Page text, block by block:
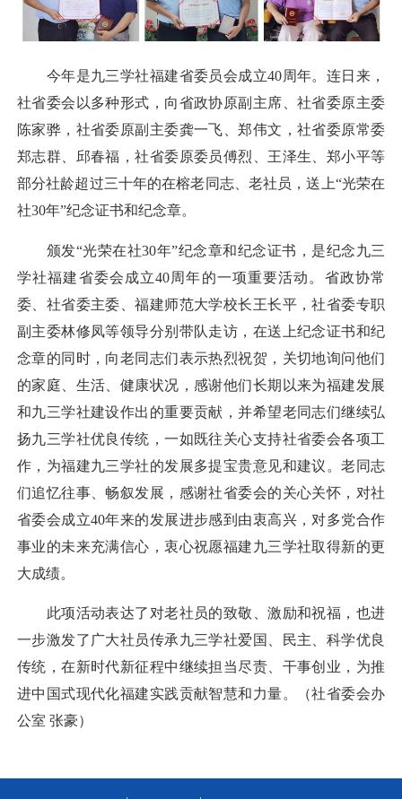
今年是九三学社福建省委员会成立40周年。连日来，
社省委会以多种形式，向省政协原副主席、社省委原主委
陈家骅，社省委原副主委龚一飞、郑伟文，社省委原常委
郑志群、邱春福，社省委原委员傅烈、王泽生、郑小平等
部分社龄超过三十年的在榕老同志、老社员，送上“光荣在
社30年”纪念证书和纪念章。
颁发“光荣在社30年”纪念章和纪念证书，是纪念九三
学社福建省委会成立40周年的一项重要活动。省政协常
委、社省委主委、福建师范大学校长王长平，社省委专职
副主委林修凤等领导分别带队走访，在送上纪念证书和纪
念章的同时，向老同志们表示热烈祝贺，关切地询问他们
的家庭、生活、健康状况，感谢他们长期以来为福建发展
和九三学社建设作出的重要贡献，并希望老同志们继续弘
扬九三学社优良传统，一如既往关心支持社省委会各项工
作，为福建九三学社的发展多提宝贵意见和建议。老同志
们追忆往事、畅叙发展，感谢社省委会的关心关怀，对社
省委会成立40年来的发展进步感到由衷高兴，对多党合作
事业的未来充满信心，衷心祝愿福建九三学社取得新的更
大成绩。
此项活动表达了对老社员的致敬、激励和祝福，也进
一步激发了广大社员传承九三学社爱国、民主、科学优良
传统，在新时代新征程中继续担当尽责、干事创业，为推
进中国式现代化福建实践贡献智慧和力量。（社省委会办
公室 张豪）